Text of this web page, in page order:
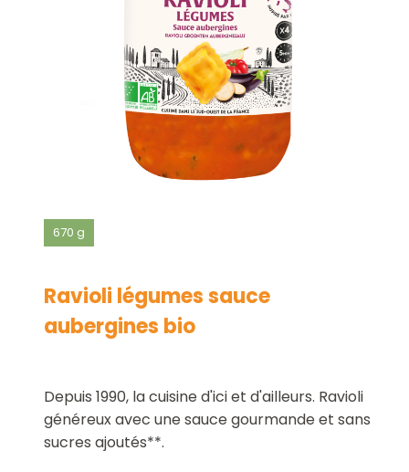
Ravioli légumes sauce
aubergines bio
670 g
Depuis 1990, la cuisine d'ici et d'ailleurs. Ravioli
généreux avec une sauce gourmande et sans
sucres ajoutés**.